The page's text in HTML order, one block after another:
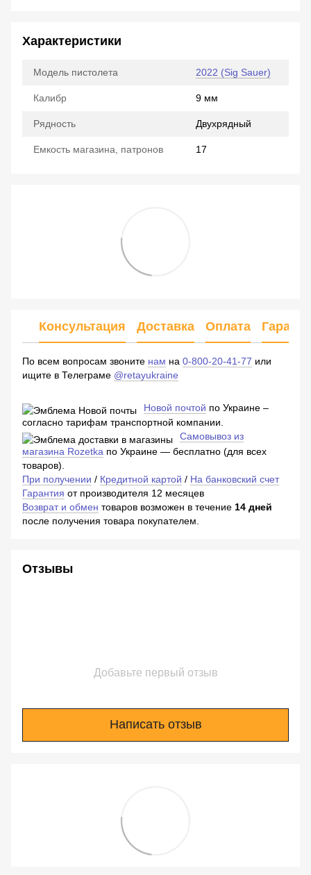
Характеристики
Модель пистолета 2022 (Sig Sauer)
Калибр 9 мм
Рядность Двухрядный
Емкость магазина, патронов 17
Консультация Доставка Оплата
По всем вопросам звоните нам на 0-800-20-41-77 или
ищите в Телеграме @retayukraine
Новой почтой по Украине –
согласно тарифам транспортной компании.
Самовывоз из
магазина Rozetka по Украине — бесплатно (для всех
товаров).
При получении / Кредитной картой / На банковский счет
Гарантия от производителя 12 месяцев
Возврат и обмен товаров возможен в течение 14 дней
после получения товара покупателем.
Отзывы
Добавьте первый отзыв
Написать отзыв